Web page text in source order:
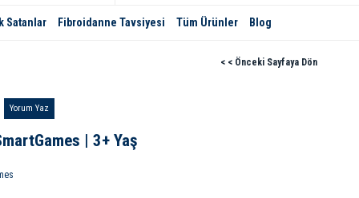
Satanlar Fibroidanne Tavsiyesi Tüm Ürünler Blog
< < Önceki Sayfaya Dön
Yorum Yaz
| 3+ Yaş